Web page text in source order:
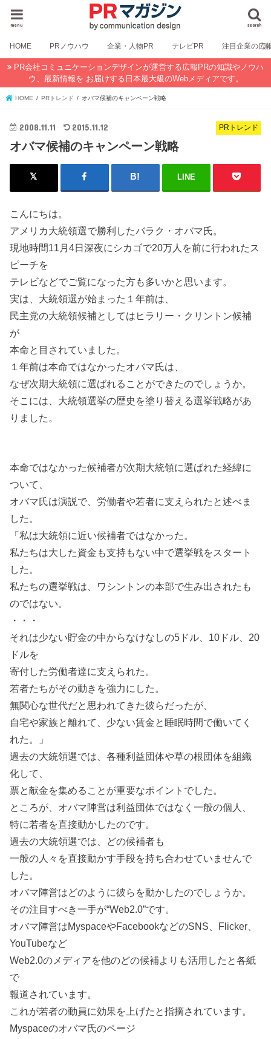
search
menu
HOME PRノウハウ 企業・人物PR テレビPR 注目企業の広
PR会社コミュニケーションデザインが運営する広報PRの知識やノウハ
ウ、最新情報を お届けする日本最大級のWebメディアです。
HOME PRトレンド オバマ候補のキャンペーン戦略
PRトレンド
2008.11.11 2015.11.12
オバマ候補のキャンペーン戦略
LINE
こんにちは。
アメリカ大統領選で勝利したバラク・オバマ氏。
現地時間11月4日深夜にシカゴで20万人を前に行われたス
ピーチを
テレビなどでご覧になった方も多いかと思います。
実は、大統領選が始まった１年前は、
民主党の大統領候補としてはヒラリー・クリントン候補
が
本命と目されていました。
１年前は本命ではなかったオバマ氏は、
なぜ次期大統領に選ばれることができたのでしょうか。
そこには、大統領選挙の歴史を塗り替える選挙戦略があ
りました。
本命ではなかった候補者が次期大統領に選ばれた経緯に
ついて、
オバマ氏は演説で、労働者や若者に支えられたと述べま
した。
「私は大統領に近い候補者ではなかった。
私たちは大した資金も支持もない中で選挙戦をスタート
した。
私たちの選挙戦は、ワシントンの本部で生み出されたも
のではない。
・・・
それは少ない貯金の中からなけなしの5ドル、10ドル、20
ドルを
寄付した労働者達に支えられた。
若者たちがその動きを強力にした。
無関心な世代だと思われてきた彼らだったが、
自宅や家族と離れて、少ない賃金と睡眠時間で働いてく
れた。」
過去の大統領選では、各種利益団体や草の根団体を組織
化して、
票と献金を集めることが重要なポイントでした。
ところが、オバマ陣営は利益団体ではなく一般の個人、
特に若者を直接動かしたのです。
過去の大統領選では、どの候補者も
一般の人々を直接動かす手段を持ち合わせていませんで
した。
オバマ陣営はどのように彼らを動かしたのでしょうか。
その注目すべき一手が“Web2.0”です。
オバマ陣営はMyspaceやFacebookなどのSNS、Flicker、
YouTubeなど
Web2.0のメディアを他のどの候補よりも活用したと各紙
で
報道されています。
これが若者の動員に効果を上げたと指摘されています。
Myspaceのオバマ氏のページ